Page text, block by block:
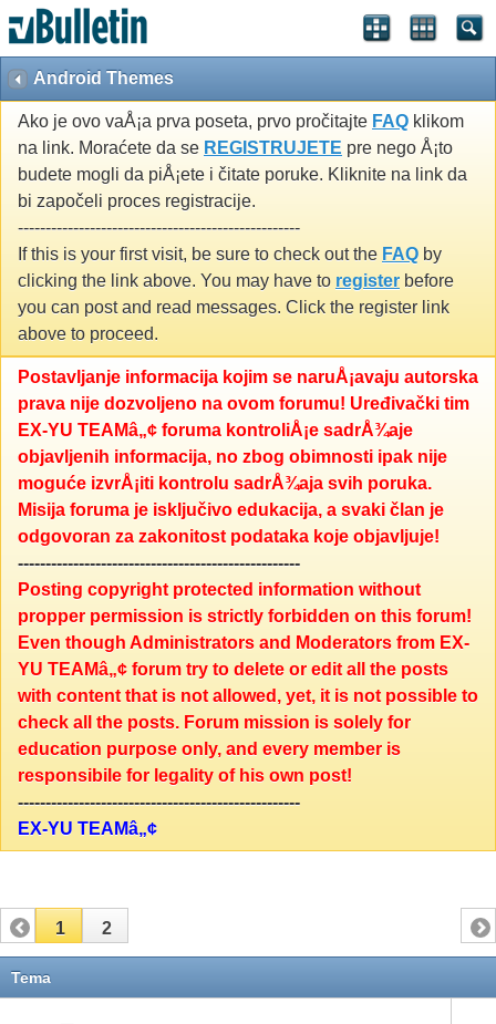
Android Themes
Ako je ovo vaÅ¡a prva poseta, prvo pročitajte FAQ klikom
na link. Moraćete da se REGISTRUJETE pre nego Å¡to
budete mogli da piÅ¡ete i čitate poruke. Kliknite na link da
bi započeli proces registracije.
---------------------------------------------------
If this is your first visit, be sure to check out the FAQ by
clicking the link above. You may have to register before
you can post and read messages. Click the register link
above to proceed.
Postavljanje informacija kojim se naruÅ¡avaju autorska
prava nije dozvoljeno na ovom forumu! Uređivački tim
EX-YU TEAMâ„¢ foruma kontroliÅ¡e sadrÅ¾aje
objavljenih informacija, no zbog obimnosti ipak nije
moguće izvrÅ¡iti kontrolu sadrÅ¾aja svih poruka.
Misija foruma je isključivo edukacija, a svaki član je
odgovoran za zakonitost podataka koje objavljuje!
---------------------------------------------------
Posting copyright protected information without
propper permission is strictly forbidden on this forum!
Even though Administrators and Moderators from EX-
YU TEAMâ„¢ forum try to delete or edit all the posts
with content that is not allowed, yet, it is not possible to
check all the posts. Forum mission is solely for
education purpose only, and every member is
responsibile for legality of his own post!
---------------------------------------------------
EX-YU TEAMâ„¢
1 2
Tema